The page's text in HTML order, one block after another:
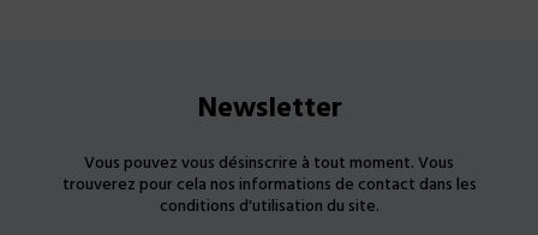
Newsletter
Vous pouvez vous désinscrire à tout moment. Vous
trouverez pour cela nos informations de contact dans les
conditions d'utilisation du site.